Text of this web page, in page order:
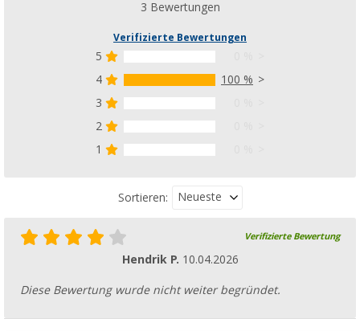
3 Bewertungen
Verifizierte Bewertungen
5
4
100 %
3
2
1
Sortieren: Neueste
Verifizierte Bewertung
Hendrik P. 10.04.2026
Diese Bewertung wurde nicht weiter begründet.